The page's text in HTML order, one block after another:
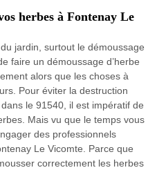
herbes à Fontenay Le
jardin, surtout le démoussage
faire un démoussage d’herbe
alors que les choses à
Pour éviter la destruction
le 91540, il est impératif de
Mais vu que le temps vous
des professionnels
Le Vicomte. Parce que
correctement les herbes